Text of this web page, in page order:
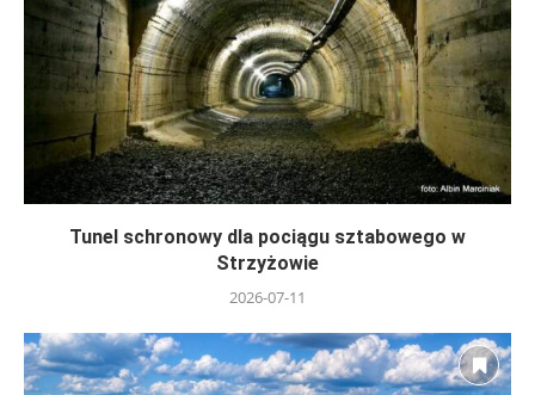
Tunel schronowy dla pociągu sztabowego w
Strzyżowie
2026-07-11